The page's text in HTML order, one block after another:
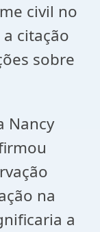
civil no
citação
sobre
Nancy
na
a